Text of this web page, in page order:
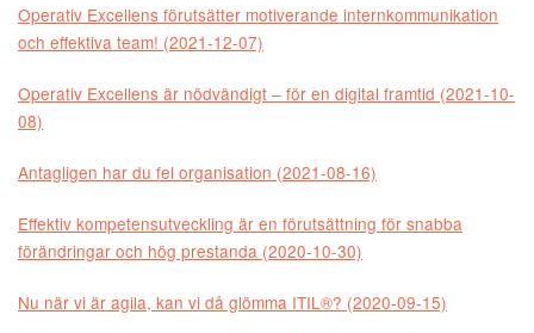
Operativ Excellens förutsätter motiverande internkommunikation
och effektiva team! (2021-12-07)
Operativ Excellens är nödvändigt – för en digital framtid (2021-10-
08)
Antagligen har du fel organisation (2021-08-16)
Effektiv kompetensutveckling är en förutsättning för snabba
förändringar och hög prestanda (2020-10-30)
Nu när vi är agila, kan vi då glömma ITIL®? (2020-09-15)